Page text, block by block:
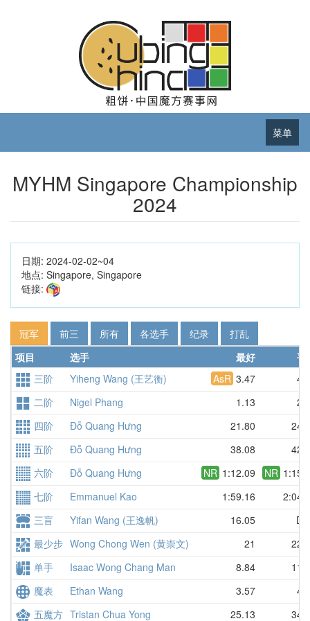
菜单
MYHM Singapore Championship
2024
日期: 2024-02-02~04
地点: Singapore, Singapore
链接:
冠军 前三 所有 各选手 纪录
打乱
项目
选手 最好
平
三阶
Yiheng Wang (王艺衡) AsR 3.47
二阶
Nigel Phang 1.13
四阶
Đỗ Quang Hưng 21.80
五阶
Đỗ Quang Hưng 38.08
六阶
Đỗ Quang Hưng NR 1:12.09 NR
七阶
Emmanuel Kao 1:59.16
三盲
Yifan Wang (王逸帆) 16.05
最少步 Wong Chong Wen (黄崇文) 21
单手
Isaac Wong Chang Man 8.84
魔表
Ethan Wang 3.57
五魔方 Tristan Chua Yong 25.13